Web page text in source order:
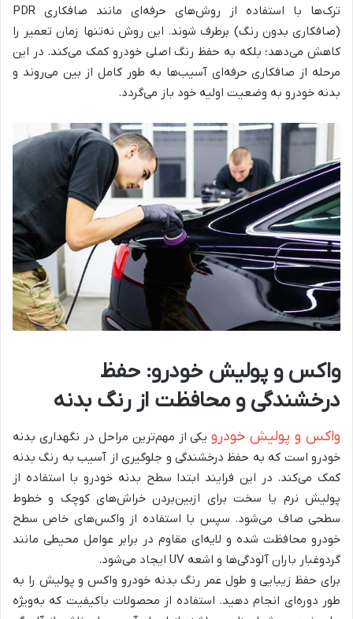
ترک‌ها با استفاده از روش‌های حرفه‌ای مانند صافکاری PDR
(صافکاری بدون رنگ) برطرف شوند. این روش نه‌تنها زمان تعمیر را
کاهش می‌دهد؛ بلکه به حفظ رنگ اصلی خودرو کمک می‌کند. در این
مرحله از صافکاری حرفه‌ای آسیب‌ها به طور کامل از بین می‌روند و
بدنه خودرو به وضعیت اولیه خود باز می‌گردد.
واکس و پولیش خودرو: حفظ
درخشندگی و محافظت از رنگ بدنه
واکس و پولیش خودرویکی از مهم‌ترین مراحل در نگهداری بدنه
خودرو است که به حفظ درخشندگی و جلوگیری از آسیب به رنگ بدنه
کمک می‌کند. در این فرایند ابتدا سطح بدنه خودرو با استفاده از
پولیش نرم یا سخت برای ازبین‌بردن خراش‌های کوچک و خطوط
سطحی صاف می‌شود. سپس با استفاده از واکس‌های خاص سطح
خودرو محافظت شده و لایه‌ای مقاوم در برابر عوامل محیطی مانند
گردوغبار باران آلودگی‌ها و اشعه UV ایجاد می‌شود.
برای حفظ زیبایی و طول عمر رنگ بدنه خودرو واکس و پولیش را به
طور دوره‌ای انجام دهید. استفاده از محصولات باکیفیت که به‌ویژه